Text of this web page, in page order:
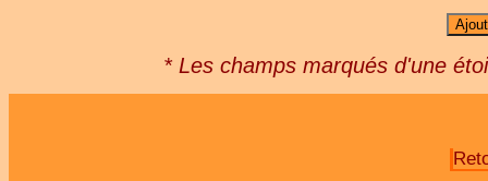
* Les champs marqués d'une